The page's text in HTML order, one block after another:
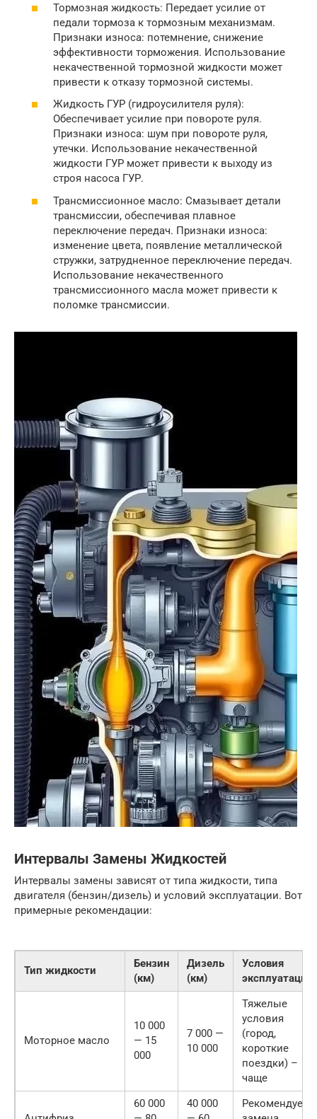
Тормозная жидкость: Передает усилие от
педали тормоза к тормозным механизмам.
Признаки износа: потемнение, снижение
эффективности торможения. Использование
некачественной тормозной жидкости может
привести к отказу тормозной системы.
Жидкость ГУР (гидроусилителя руля):
Обеспечивает усилие при повороте руля.
Признаки износа: шум при повороте руля,
утечки. Использование некачественной
жидкости ГУР может привести к выходу из
строя насоса ГУР.
Трансмиссионное масло: Смазывает детали
трансмиссии, обеспечивая плавное
переключение передач. Признаки износа:
изменение цвета, появление металлической
стружки, затрудненное переключение передач.
Использование некачественного
трансмиссионного масла может привести к
поломке трансмиссии.
Интервалы Замены Жидкостей
Интервалы замены зависят от типа жидкости, типа
двигателя (бензин/дизель) и условий эксплуатации. Вот
примерные рекомендации:
Тип жидкости
Бензин
(км)
Дизель
(км)
Условия
эксплуатации
Моторное масло
10 000
— 15
000
7 000 —
10 000
Тяжелые
условия
(город,
короткие
поездки) –
чаще
60 000
40 000